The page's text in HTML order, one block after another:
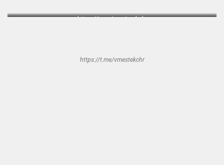
https://t.me/samira_kchr
https://t.me/vmestekchr